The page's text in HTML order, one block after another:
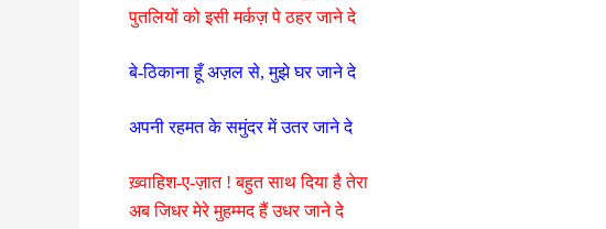
पुतलियों को इसी मर्कज़ पे ठहर जाने दे
बे-ठिकाना हूँ अज़ल से, मुझे घर जाने दे
अपनी रहमत के समुंदर में उतर जाने दे
ख़्वाहिश-ए-ज़ात ! बहुत साथ दिया है तेरा
अब जिधर मेरे मुहम्मद हैं उधर जाने दे